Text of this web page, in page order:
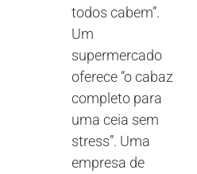
todos cabem”.
Um
supermercado
oferece “o cabaz
completo para
uma ceia sem
stress”. Uma
empresa de